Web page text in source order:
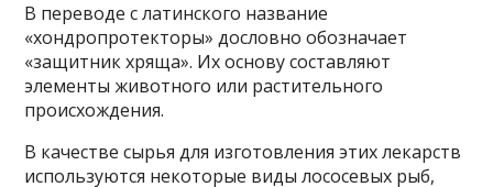
В переводе с латинского название
«хондропротекторы» дословно обозначает
«защитник хряща». Их основу составляют
элементы животного или растительного
происхождения.
В качестве сырья для изготовления этих лекарств
используются некоторые виды лососевых рыб,